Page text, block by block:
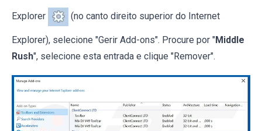
Explorer (no canto direito superior do Internet
Explorer), selecione "Gerir Add-ons". Procure por "Middle
Rush", selecione esta entrada e clique "Remover".